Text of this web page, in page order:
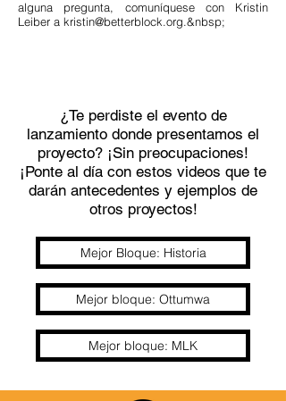
alguna pregunta, comuníquese con Kristin
Leiber a kristin@betterblock.org.&nbsp;
¿Te perdiste el evento de
lanzamiento donde presentamos el
proyecto? ¡Sin preocupaciones!
¡Ponte al día con estos videos que te
darán antecedentes y ejemplos de
otros proyectos!
Mejor Bloque: Historia
Mejor bloque: Ottumwa
Mejor bloque: MLK